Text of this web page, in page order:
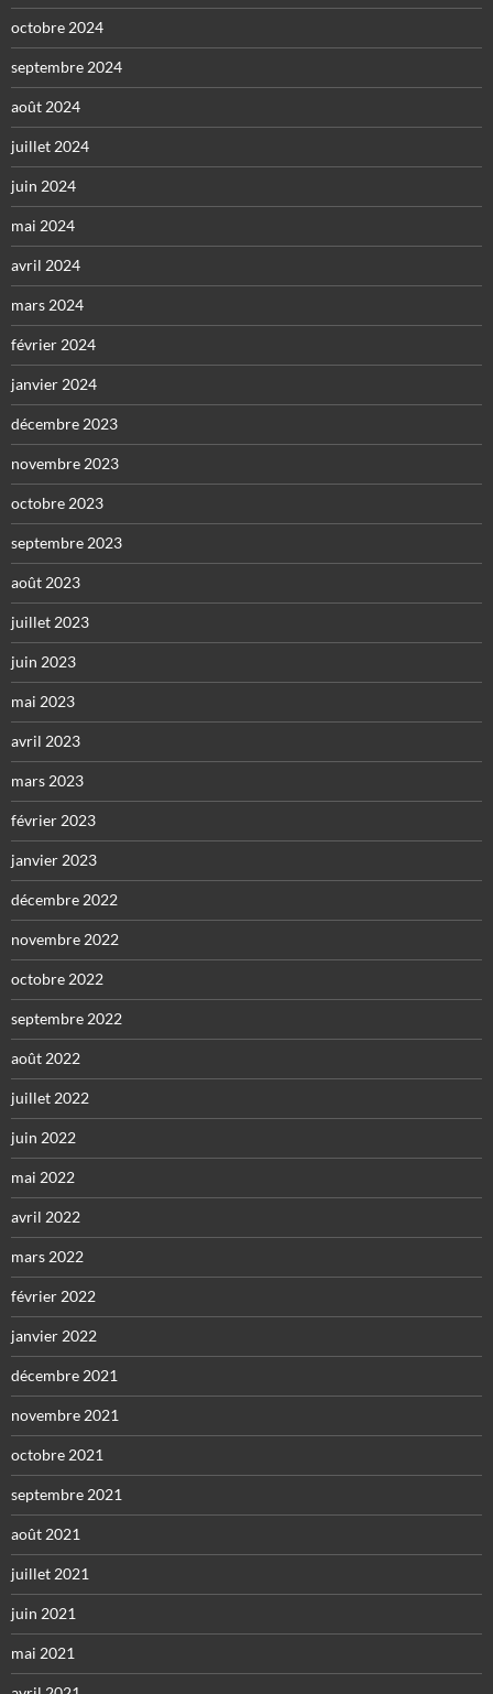
octobre 2024
septembre 2024
août 2024
juillet 2024
juin 2024
mai 2024
avril 2024
mars 2024
février 2024
janvier 2024
décembre 2023
novembre 2023
octobre 2023
septembre 2023
août 2023
juillet 2023
juin 2023
mai 2023
avril 2023
mars 2023
février 2023
janvier 2023
décembre 2022
novembre 2022
octobre 2022
septembre 2022
août 2022
juillet 2022
juin 2022
mai 2022
avril 2022
mars 2022
février 2022
janvier 2022
décembre 2021
novembre 2021
octobre 2021
septembre 2021
août 2021
juillet 2021
juin 2021
mai 2021